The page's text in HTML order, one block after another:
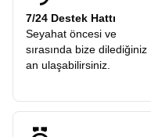
7/24 Destek Hattı
Seyahat öncesi ve
sırasında bize dilediğiniz
an ulaşabilirsiniz.